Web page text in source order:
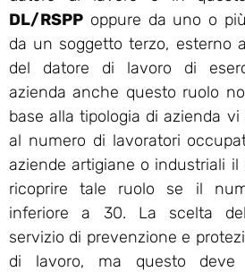
DL/RSPP oppure da uno o
da un soggetto terzo, esterno
del datore di lavoro di
azienda anche questo ruolo
base alla tipologia di azienda
al numero di lavoratori
aziende artigiane o industriali il
ricoprire tale ruolo se il
inferiore a 30. La scelta
servizio di prevenzione e
di lavoro, ma questo deve